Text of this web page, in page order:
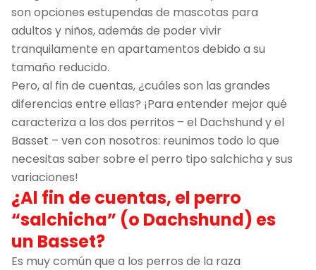
son opciones estupendas de mascotas para
adultos y niños, además de poder vivir
tranquilamente en apartamentos debido a su
tamaño reducido.
Pero, al fin de cuentas, ¿cuáles son las grandes
diferencias entre ellas? ¡Para entender mejor qué
caracteriza a los dos perritos – el Dachshund y el
Basset – ven con nosotros: reunimos todo lo que
necesitas saber sobre el perro tipo salchicha y sus
variaciones!
¿Al fin de cuentas, el perro
“salchicha” (o Dachshund) es
un Basset?
Es muy común que a los perros de la raza